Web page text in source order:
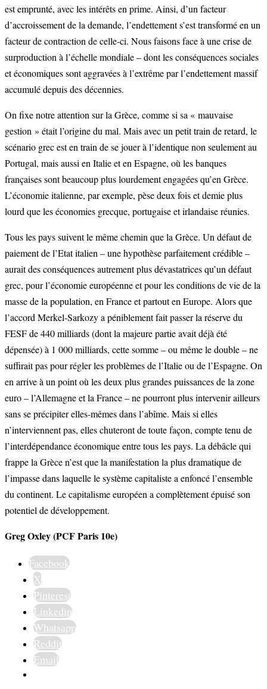
est emprunté, avec les intérêts en prime. Ainsi, d’un facteur
d’accroissement de la demande, l’endettement s’est transformé en un
facteur de contraction de celle-ci. Nous faisons face à une crise de
surproduction à l’échelle mondiale – dont les conséquences sociales
et économiques sont aggravées à l’extrême par l’endettement massif
accumulé depuis des décennies.
On fixe notre attention sur la Grèce, comme si sa « mauvaise
gestion » était l’origine du mal. Mais avec un petit train de retard, le
scénario grec est en train de se jouer à l’identique non seulement au
Portugal, mais aussi en Italie et en Espagne, où les banques
françaises sont beaucoup plus lourdement engagées qu’en Grèce.
L’économie italienne, par exemple, pèse deux fois et demie plus
lourd que les économies grecque, portugaise et irlandaise réunies.
Tous les pays suivent le même chemin que la Grèce. Un défaut de
paiement de l’Etat italien – une hypothèse parfaitement crédible –
aurait des conséquences autrement plus dévastatrices qu’un défaut
grec, pour l’économie européenne et pour les conditions de vie de la
masse de la population, en France et partout en Europe. Alors que
l’accord Merkel-Sarkozy a péniblement fait passer la réserve du
FESF de 440 milliards (dont la majeure partie avait déjà été
dépensée) à 1 000 milliards, cette somme – ou même le double – ne
suffirait pas pour régler les problèmes de l’Italie ou de l’Espagne. On
en arrive à un point où les deux plus grandes puissances de la zone
euro – l’Allemagne et la France – ne pourront plus intervenir ailleurs
sans se précipiter elles-mêmes dans l’abîme. Mais si elles
n’interviennent pas, elles chuteront de toute façon, compte tenu de
l’interdépendance économique entre tous les pays. La débâcle qui
frappe la Grèce n’est que la manifestation la plus dramatique de
l’impasse dans laquelle le système capitaliste a enfoncé l’ensemble
du continent. Le capitalisme européen a complètement épuisé son
potentiel de développement.
Greg Oxley (PCF Paris 10e)
Facebook
X
Pinterest
Linkedin
Whatsapp
Reddit
Email